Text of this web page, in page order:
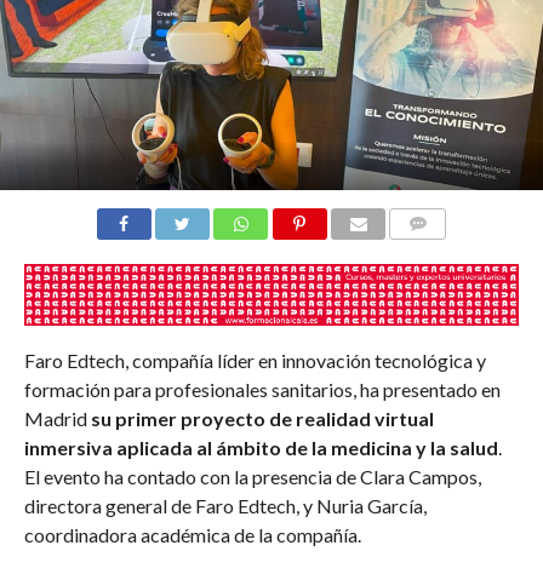
Faro Edtech, compañía líder en innovación tecnológica y
formación para profesionales sanitarios, ha presentado en
Madrid su primer proyecto de realidad virtual
inmersiva aplicada al ámbito de la medicina y la salud
El evento ha contado con la presencia de Clara Campos,
directora general de Faro Edtech, y Nuria García,
coordinadora académica de la compañía.